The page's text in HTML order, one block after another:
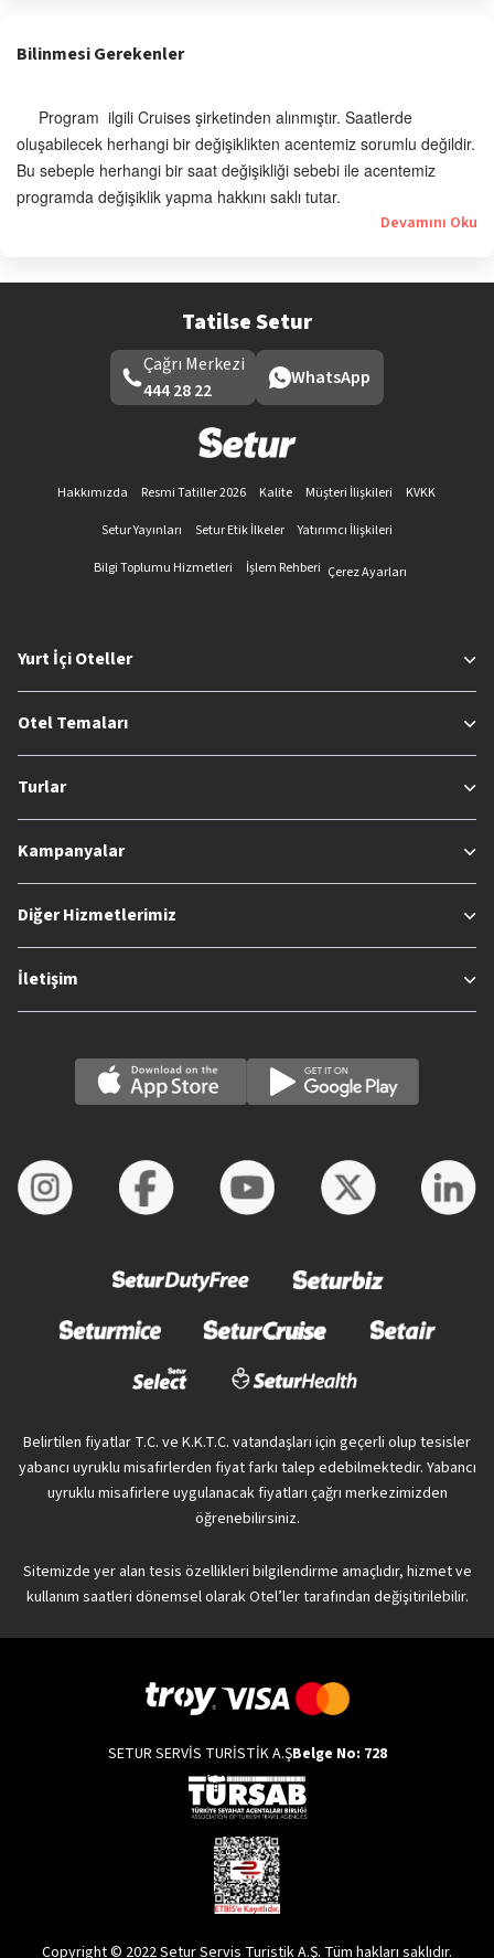
Bilinmesi Gerekenler
Program ilgili Cruises şirketinden alınmıştır. Saatlerde
oluşabilecek herhangi bir değişiklikten acentemiz sorumlu değildir.
Bu sebeple herhangi bir saat değişikliği sebebi ile acentemiz
programda değişiklik yapma hakkını saklı tutar.
Devamını Oku
Tatilse Setur
Çağrı Merkezi
444 28 22
WhatsApp
Hakkımızda Resmi Tatiller 2026 Kalite Müşteri İlişkileri
KVKK
Setur Yayınları
Setur Etik İlkeler
Yatırımcı İlişkileri
Bilgi Toplumu Hizmetleri
İşlem Rehberi Çerez Ayarları
Yurt İçi Oteller
Otel Temaları
Turlar
Kampanyalar
Diğer Hizmetlerimiz
İletişim
Belirtilen fiyatlar T.C. ve K.K.T.C. vatandaşları için geçerli olup tesisler
yabancı uyruklu misafirlerden fiyat farkı talep edebilmektedir. Yabancı
uyruklu misafirlere uygulanacak fiyatları çağrı merkezimizden
öğrenebilirsiniz.
Sitemizde yer alan tesis özellikleri bilgilendirme amaçlıdır, hizmet ve
kullanım saatleri dönemsel olarak Otel’ler tarafından değişitirilebilir.
SETUR SERVİS TURİSTİK A.ŞBelge No: 728
Copyright © 2022 Setur Servis Turistik A.Ş. Tüm hakları saklıdır.